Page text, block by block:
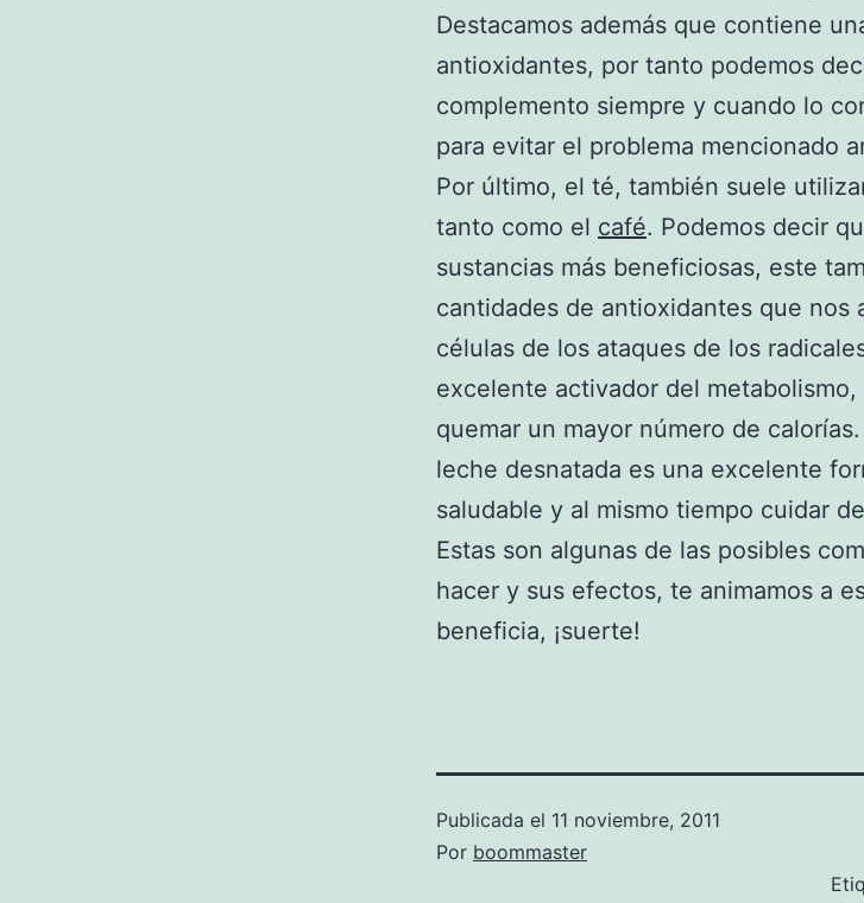
Destacamos además que contiene
antioxidantes, por tanto podemos
complemento siempre y cuando lo
para evitar el problema mencionado
Por último, el té, también suele
tanto como el café. Podemos decir
sustancias más beneficiosas, este
cantidades de antioxidantes que nos
células de los ataques de los
excelente activador del
quemar un mayor número de
leche desnatada es una excelente
saludable y al mismo tiempo cuidar
Estas son algunas de las posibles
hacer y sus efectos, te animamos a
beneficia, ¡suerte!
Publicada el 11 noviembre, 2011
Por boommaster